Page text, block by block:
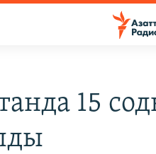
15